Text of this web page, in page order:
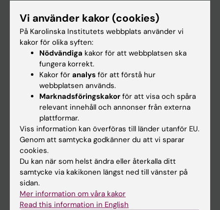
På gång
Nyheter
Kalender
Schema
Studentmejlen
Kurs- och programwebbar
Student på KI
Vi använder kakor (cookies)
På Karolinska Institutets webbplats använder vi
kakor för olika syften:
Nödvändiga kakor för att webbplatsen ska
fungera korrekt.
Kakor för analys för att förstå hur
webbplatsen används.
Marknadsföringskakor för att visa och spåra
relevant innehåll och annonser från externa
plattformar.
Viss information kan överföras till länder utanför EU.
Genom att samtycka godkänner du att vi sparar
cookies.
Du kan när som helst ändra eller återkalla ditt
samtycke via kakikonen längst ned till vänster på
sidan.
Mer information om våra kakor
Read this information in English